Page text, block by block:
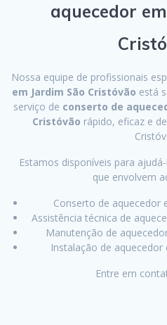
aquecedor
Nossa equipe de profissionais
em Jardim São Cristóvão está
serviço de conserto de
Cristóvão rápido, eficaz e
Estamos disponíveis para
que envolvem
Conserto de aquecedor
Assistência técnica de
Manutenção de
Instalação de aquecedor
Entre em